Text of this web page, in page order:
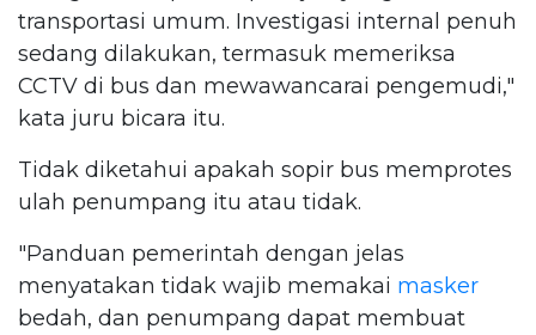
transportasi umum. Investigasi internal penuh
sedang dilakukan, termasuk memeriksa
CCTV di bus dan mewawancarai pengemudi,"
kata juru bicara itu.
Tidak diketahui apakah sopir bus memprotes
ulah penumpang itu atau tidak.
"Panduan pemerintah dengan jelas
menyatakan tidak wajib memakai masker
bedah, dan penumpang dapat membuat